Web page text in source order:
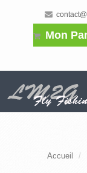
Mon
Accueil